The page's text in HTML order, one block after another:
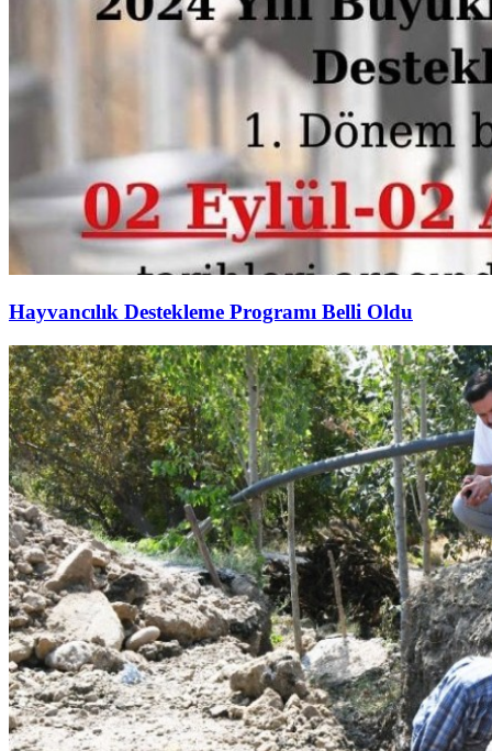
Hayvancılık Destekleme Programı Belli Oldu